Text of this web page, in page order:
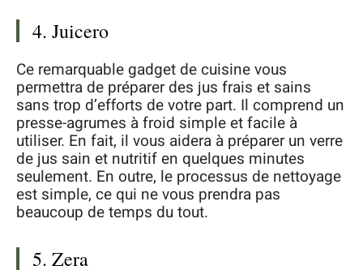
4. Juicero
Ce remarquable gadget de cuisine vous
permettra de préparer des jus frais et sains
sans trop d’efforts de votre part. Il comprend un
presse-agrumes à froid simple et facile à
utiliser. En fait, il vous aidera à préparer un verre
de jus sain et nutritif en quelques minutes
seulement. En outre, le processus de nettoyage
est simple, ce qui ne vous prendra pas
beaucoup de temps du tout.
5. Zera